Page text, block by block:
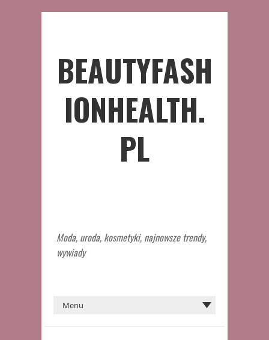
BEAUTYFASH
IONHEALTH.
PL
Moda, uroda, kosmetyki, najnowsze trendy,
wywiady